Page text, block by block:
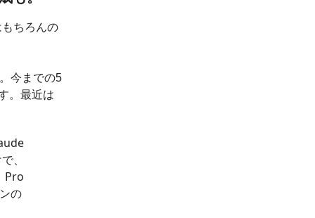
ちろんの
今までの5
。最近は
、
Pro
の